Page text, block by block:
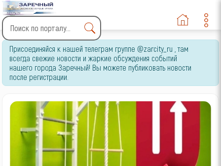
Type 2 or more characters
for results.
Присоединяйся к нашей телеграм группе @zarcity_ru , там
всегда свежие новости и жаркие обсуждения событий
нашего города Заречный! Вы можете публиковать новости
после регистрации.